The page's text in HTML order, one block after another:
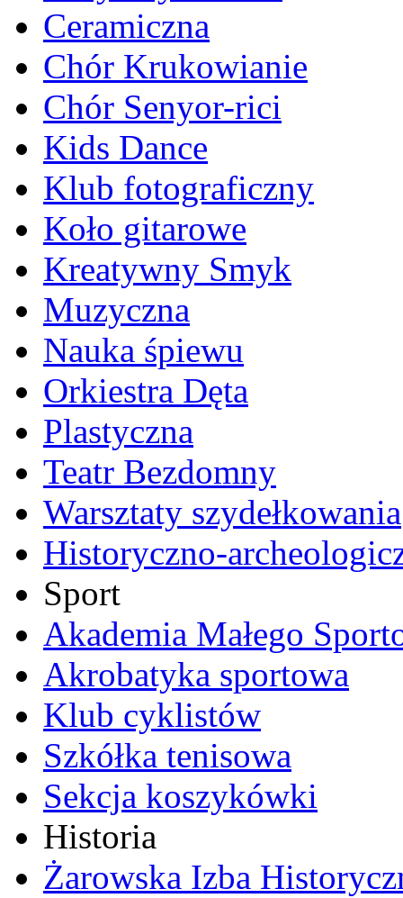
Ceramiczna
Chór Krukowianie
Chór Senyor-rici
Kids Dance
Klub fotograficzny
Koło gitarowe
Kreatywny Smyk
Muzyczna
Nauka śpiewu
Orkiestra Dęta
Plastyczna
Teatr Bezdomny
Warsztaty szydełkowania
Historyczno-
Sport
Akademia Małego
Akrobatyka sportowa
Klub cyklistów
Szkółka tenisowa
Sekcja koszykówki
Historia
Żarowska Izba